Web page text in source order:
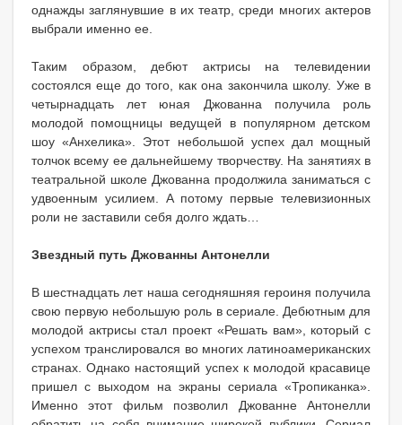
однажды заглянувшие в их театр, среди многих актеров
выбрали именно ее.
Таким образом, дебют актрисы на телевидении
состоялся еще до того, как она закончила школу. Уже в
четырнадцать лет юная Джованна получила роль
молодой помощницы ведущей в популярном детском
шоу «Анхелика». Этот небольшой успех дал мощный
толчок всему ее дальнейшему творчеству. На занятиях в
театральной школе Джованна продолжила заниматься с
удвоенным усилием. А потому первые телевизионных
роли не заставили себя долго ждать…
Звездный путь Джованны Антонелли
В шестнадцать лет наша сегодняшняя героиня получила
свою первую небольшую роль в сериале. Дебютным для
молодой актрисы стал проект «Решать вам», который с
успехом транслировался во многих латиноамериканских
странах. Однако настоящий успех к молодой красавице
пришел с выходом на экраны сериала «Тропиканка».
Именно этот фильм позволил Джованне Антонелли